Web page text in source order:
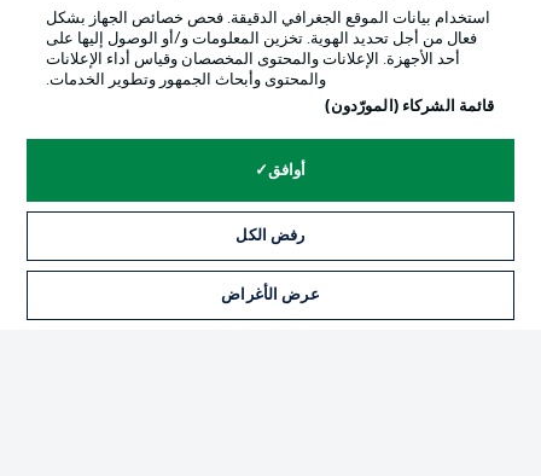
إدارة التفضيلات بيان الخصوصية
القنوات الناقلة
استخدام بيانات الموقع الجغرافي الدقيقة. فحص خصائص الجهاز بشكل
فعال من أجل تحديد الهوية. تخزين المعلومات و/أو الوصول إليها على
أحد الأجهزة. الإعلانات والمحتوى المخصصان وقياس أداء الإعلانات
والمحتوى وأبحاث الجمهور وتطوير الخدمات.
قائمة الشركاء (المورّدون)
أوافق
رفض الكل
عرض الأغراض